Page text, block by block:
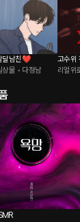
달남친❤️
상물 • 다정남
고수위
리얼위